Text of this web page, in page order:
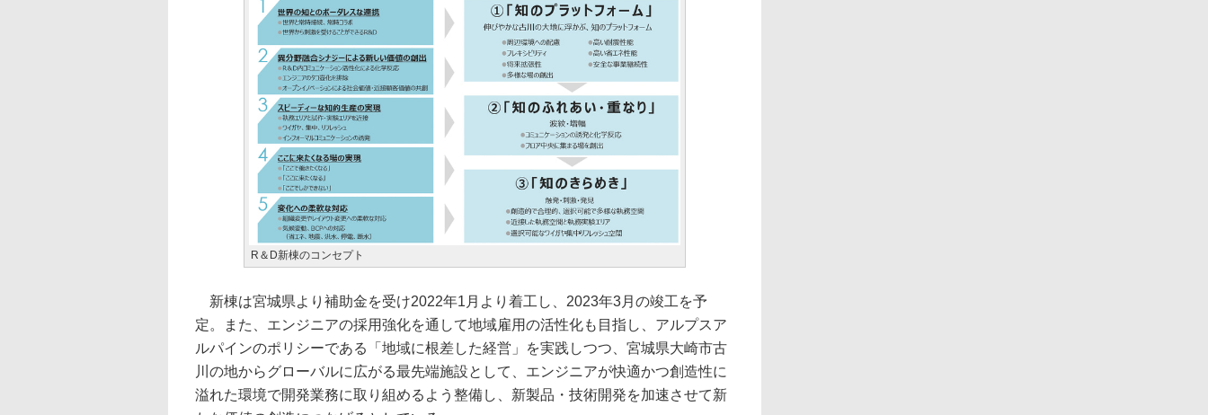
R＆D新棟のコンセプト
新棟は宮城県より補助金を受け2022年1月より着工し、2023年3月の竣工を予
定。また、エンジニアの採用強化を通して地域雇用の活性化も目指し、アルプスア
ルパインのポリシーである「地域に根差した経営」を実践しつつ、宮城県大崎市古
川の地からグローバルに広がる最先端施設として、エンジニアが快適かつ創造性に
溢れた環境で開発業務に取り組めるよう整備し、新製品・技術開発を加速させて新